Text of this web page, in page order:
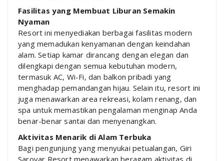
Fasilitas yang Membuat Liburan Semakin
Nyaman
Resort ini menyediakan berbagai fasilitas modern
yang memadukan kenyamanan dengan keindahan
alam. Setiap kamar dirancang dengan elegan dan
dilengkapi dengan semua kebutuhan modern,
termasuk AC, Wi-Fi, dan balkon pribadi yang
menghadap pemandangan hijau. Selain itu, resort ini
juga menawarkan area rekreasi, kolam renang, dan
spa untuk memastikan pengalaman menginap Anda
benar-benar santai dan menyenangkan.
Aktivitas Menarik di Alam Terbuka
Bagi pengunjung yang menyukai petualangan, Giri
Sarovar Resort menawarkan beragam aktivitas di